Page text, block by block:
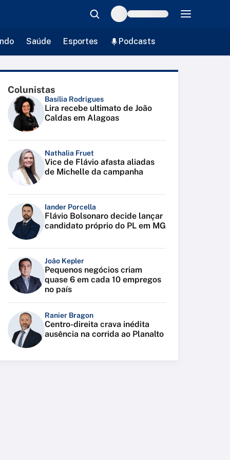
Saúde Esportes Podcasts
Colunistas
Basília Rodrigues
Lira recebe ultimato de João
Caldas em Alagoas
Nathalia Fruet
Vice de Flávio afasta aliadas
de Michelle da campanha
Iander Porcella
Flávio Bolsonaro decide lançar
candidato próprio do PL em MG
João Kepler
Pequenos negócios criam
quase 6 em cada 10 empregos
no país
Ranier Bragon
Centro-direita crava inédita
ausência na corrida ao Planalto